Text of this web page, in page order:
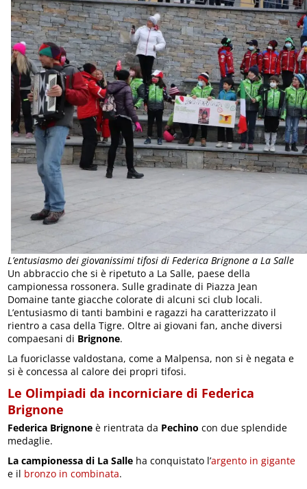
L’entusiasmo dei giovanissimi tifosi di Federica Brignone a La Salle
Un abbraccio che si è ripetuto a La Salle, paese della
campionessa rossonera. Sulle gradinate di Piazza Jean
Domaine tante giacche colorate di alcuni sci club locali.
L’entusiasmo di tanti bambini e ragazzi ha caratterizzato il
rientro a casa della Tigre. Oltre ai giovani fan, anche diversi
compaesani di Brignone.
La fuoriclasse valdostana, come a Malpensa, non si è negata e
si è concessa al calore dei propri tifosi.
Le Olimpiadi da incorniciare di Federica
Brignone
Federica Brignone è rientrata da Pechino con due splendide
medaglie.
La campionessa di La Salle ha conquistato l’argento in gigante
e il bronzo in combinata.